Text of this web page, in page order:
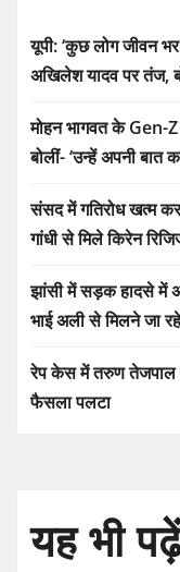
यूपी: ‘कुछ लोग जीवन
अखिलेश यादव पर तंज,
मोहन भागवत के Gen-Z
बोलीं- ‘उन्हें अपनी बात
संसद में गतिरोध खत्म
गांधी से मिले किरेन
झांसी में सड़क हादसे में
भाई अली से मिलने जा
रेप केस में तरुण तेजपाल
फैसला पलटा
यह भी